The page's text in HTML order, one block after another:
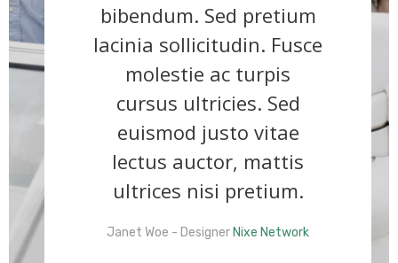
bibendum. Sed pretium
lacinia sollicitudin. Fusce
molestie ac turpis
cursus ultricies. Sed
euismod justo vitae
lectus auctor, mattis
ultrices nisi pretium.
Janet Woe - Designer Nixe Network